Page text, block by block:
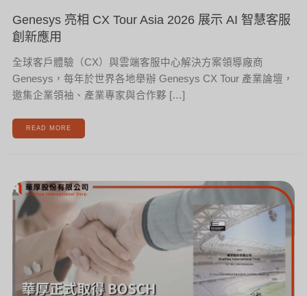
Genesys 亮相 CX Tour Asia 2026 展示 AI 智慧客服
創新應用
全球客戶體驗（CX）與雲端客服中心解決方案領導廠商
Genesys，每年於世界各地舉辦 Genesys CX Tour 產業論壇，
邀集企業領袖、產業專家與合作夥 […]
READ MORE
厚
正
式
取
BOSCH
專
台
灣
區
總
代